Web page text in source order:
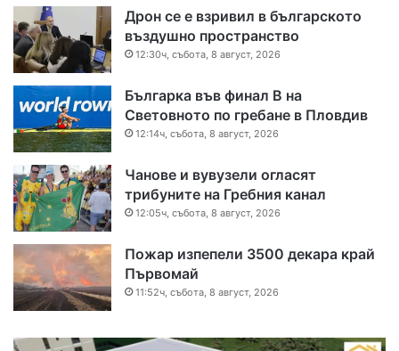
Дрон се е взривил в българското
въздушно пространство
12:30ч, събота, 8 август, 2026
Българка във финал B на
Световното по гребане в Пловдив
12:14ч, събота, 8 август, 2026
Чанове и вувузели огласят
трибуните на Гребния канал
12:05ч, събота, 8 август, 2026
Пожар изпепели 3500 декара край
Първомай
11:52ч, събота, 8 август, 2026